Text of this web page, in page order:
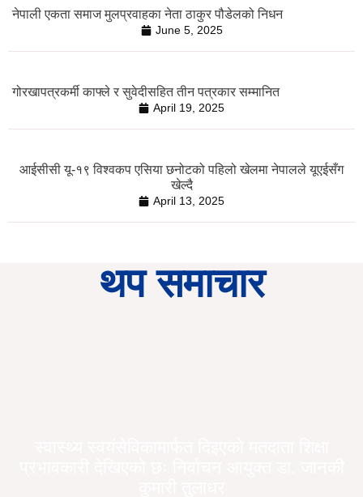
नेपाली एकता समाज मुलप्रवाहका नेता ठाकुर पौडेलको निधन
June 5, 2025
गोरखापत्रकर्मी काफ्ले र सुवेदीसहित तीन पत्रकार सम्मानित
April 19, 2025
आईसीसी यू-१९ विश्वकप एसिया छनोटको पहिलो खेलमा नेपालले यूएईसँग
खेल्दै
April 13, 2025
थप समाचार